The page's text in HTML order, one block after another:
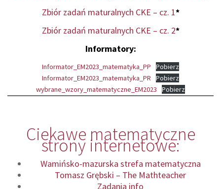
Zbiór zadań maturalnych CKE – cz. 1*
Zbiór zadań maturalnych CKE – cz. 2*
Informatory:
Informator_EM2023_matematyka_PP
Pobierz
Informator_EM2023_matematyka_PR
Pobierz
wybrane_wzory_matematyczne_EM2023
Pobierz
Ciekawe matematyczne
strony internetowe:
Wamińsko-mazurska strefa matematyczna
Tomasz Grębski – The Mathteacher
Zadania info